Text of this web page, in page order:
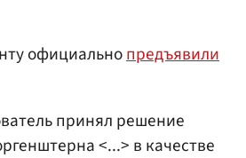
официальнопредъявили
принял решение
<...> в качестве